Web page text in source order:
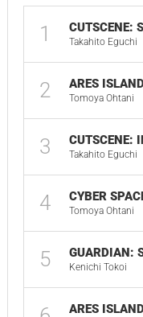
1 CUTSCENE:
Takahito Eguchi
2 ARES
Tomoya Ohtani
3 CUTSCENE:
Takahito Eguchi
4 CYBER
Tomoya Ohtani
5 GUARDIAN:
Kenichi Tokoi
ARES